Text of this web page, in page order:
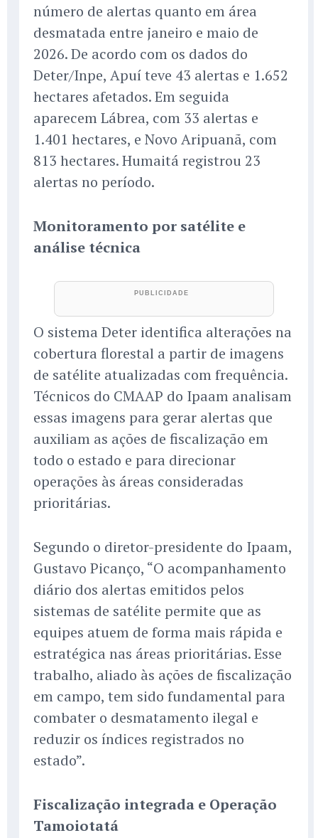
número de alertas quanto em área
desmatada entre janeiro e maio de
2026. De acordo com os dados do
Deter/Inpe, Apuí teve 43 alertas e 1.652
hectares afetados. Em seguida
aparecem Lábrea, com 33 alertas e
1.401 hectares, e Novo Aripuanã, com
813 hectares. Humaitá registrou 23
alertas no período.
Monitoramento por satélite e
análise técnica
O sistema Deter identifica alterações na
cobertura florestal a partir de imagens
de satélite atualizadas com frequência.
Técnicos do CMAAP do Ipaam analisam
essas imagens para gerar alertas que
auxiliam as ações de fiscalização em
todo o estado e para direcionar
operações às áreas consideradas
prioritárias.
Segundo o diretor-presidente do Ipaam,
Gustavo Picanço, “O acompanhamento
diário dos alertas emitidos pelos
sistemas de satélite permite que as
equipes atuem de forma mais rápida e
estratégica nas áreas prioritárias. Esse
trabalho, aliado às ações de fiscalização
em campo, tem sido fundamental para
combater o desmatamento ilegal e
reduzir os índices registrados no
estado”.
Fiscalização integrada e Operação
Tamoiotatá